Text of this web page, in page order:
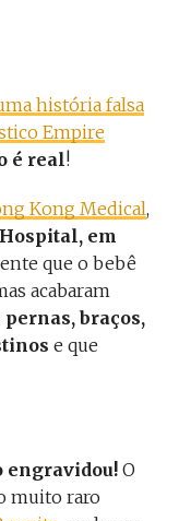
história falsa
Empire
é real!
Kong Medical,
em
que o bebê
acabaram
braços,
e que
engravidou!O
muito raro